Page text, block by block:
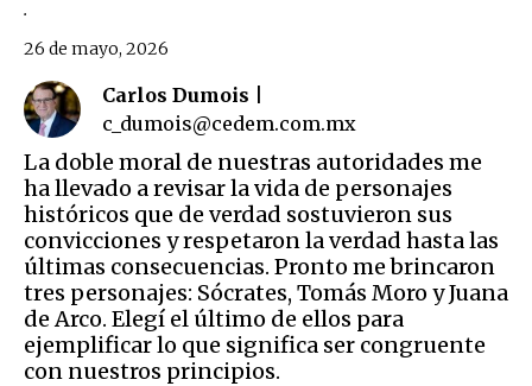
.
Carlos Dumois |
c_dumois@cedem.com.mx
26 de mayo, 2026
La doble moral de nuestras autoridades me
ha llevado a revisar la vida de personajes
históricos que de verdad sostuvieron sus
convicciones y respetaron la verdad hasta las
últimas consecuencias. Pronto me brincaron
tres personajes: Sócrates, Tomás Moro y Juana
de Arco. Elegí el último de ellos para
ejemplificar lo que significa ser congruente
con nuestros principios.